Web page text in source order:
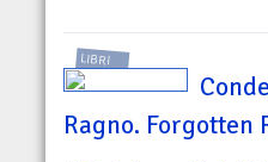
LIBRI
Ragno. Forgotten